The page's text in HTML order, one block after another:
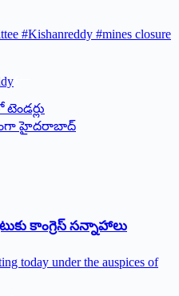
#Kishanreddy #mines closure
హైదరాబాద్‌
కాంగ్రెస్‌ ‌సన్నాహాలు